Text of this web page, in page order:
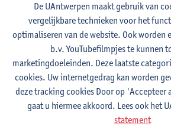
Afdeling
Departement Bio-
De UAntwerpen maakt gebruik van
vergelijkbare technieken voor het
optimaliseren van de website. Ook worden
b.v. YouTubefilmpjes te kunnen
marketingdoeleinden. Deze laatste
cookies. Uw internetgedrag kan worden
deze tracking cookies Door op 'Accepteer
gaat u hiermee akkoord. Lees ook het
statement